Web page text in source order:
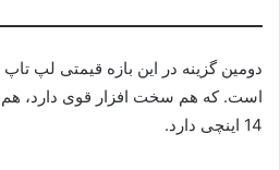
است. که هم سخت افزار قوی دارد،
14 اینچی دارد.